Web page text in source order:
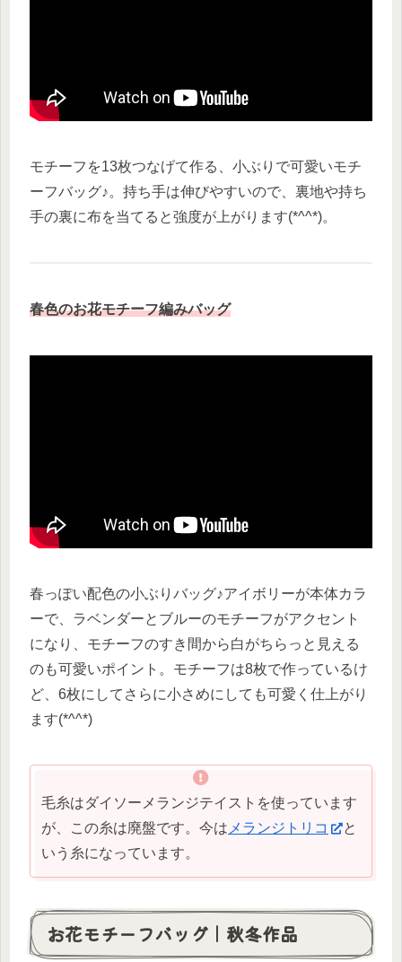
モチーフを13枚つなげて作る、小ぶりで可愛いモチ
ーフバッグ♪。持ち手は伸びやすいので、裏地や持ち
手の裏に布を当てると強度が上がります(*^^*)。
春色のお花モチーフ編みバッグ
春っぽい配色の小ぶりバッグ♪アイボリーが本体カラ
ーで、ラベンダーとブルーのモチーフがアクセント
になり、モチーフのすき間から白がちらっと見える
のも可愛いポイント。モチーフは8枚で作っているけ
ど、6枚にしてさらに小さめにしても可愛く仕上がり
ます(*^^*)
毛糸はダイソーメランジテイストを使っています
が、この糸は廃盤です。今は メランジトリコ
と
いう糸になっています。
お花モチーフバッグ｜秋冬作品